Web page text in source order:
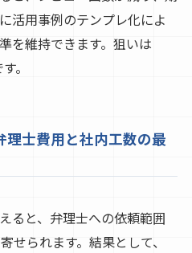
活用事例のテンプレ化によ
を維持できます。狙いは
。
理士費用と社内工数の最
ると、弁理士への依頼範囲
せられます。結果として、